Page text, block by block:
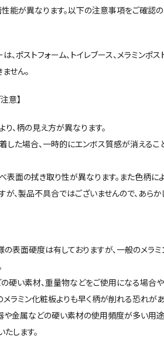
能が異なります。以下の注意事項をご確認
、ポストフォーム、トイレブース、メラミンポス
せん。
意】
、柄の見え方が異なります。
た場合、一時的にエンボス質感が消えるこ
表面の拭き取り性が異なります。また色柄に
、製品不具合ではございませんので、あらか
表面硬度は有しておりますが、一般のメラ
硬い素材、重量物などをご使用になる場合
ラミン化粧板よりも早く柄が削れる恐れがあ
や金属などの硬い素材の使用頻度が多い用
します。